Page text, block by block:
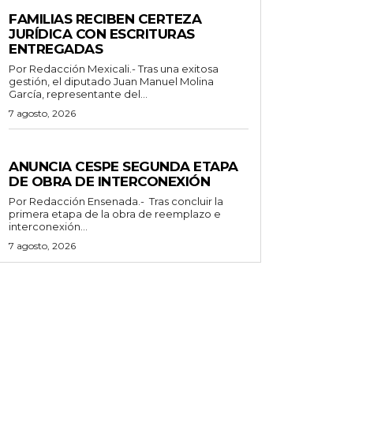
FAMILIAS RECIBEN CERTEZA
JURÍDICA CON ESCRITURAS
ENTREGADAS
Por Redacción Mexicali.- Tras una exitosa
gestión, el diputado Juan Manuel Molina
García, representante del...
7 agosto, 2026
ANUNCIA CESPE SEGUNDA ETAPA
DE OBRA DE INTERCONEXIÓN
Por Redacción Ensenada.- Tras concluir la
primera etapa de la obra de reemplazo e
interconexión...
7 agosto, 2026